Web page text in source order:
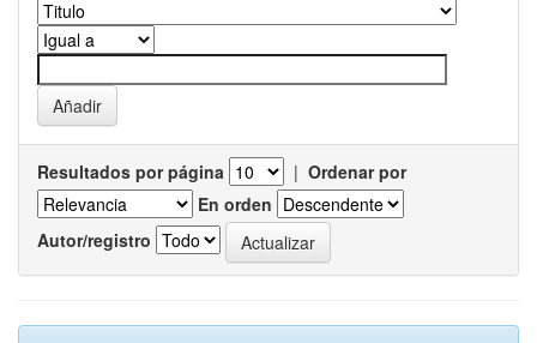
Resultados por página | Ordenar por
En orden
Autor/registro